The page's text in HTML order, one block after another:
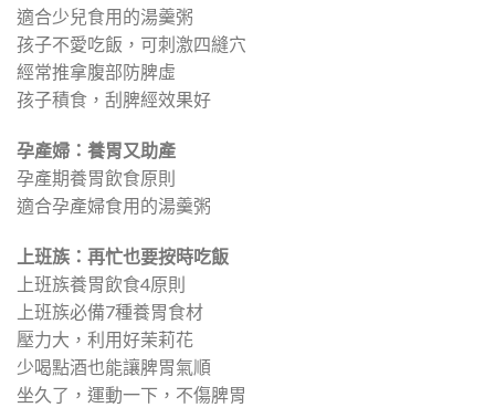
適合少兒食用的湯羹粥
孩子不愛吃飯，可刺激四縫穴
經常推拿腹部防脾虛
孩子積食，刮脾經效果好
孕產婦：養胃又助產
孕產期養胃飲食原則
適合孕產婦食用的湯羹粥
上班族：再忙也要按時吃飯
上班族養胃飲食4原則
上班族必備7種養胃食材
壓力大，利用好茉莉花
少喝點酒也能讓脾胃氣順
坐久了，運動一下，不傷脾胃